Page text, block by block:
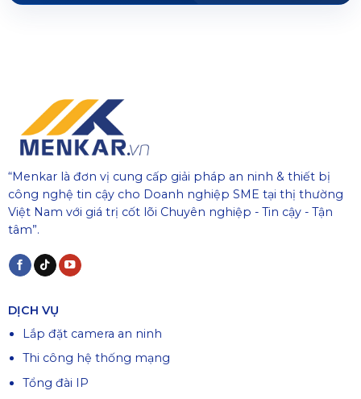
“Menkar là đơn vị cung cấp giải pháp an ninh & thiết bị
công nghệ tin cậy cho Doanh nghiệp SME tại thị thường
Việt Nam với giá trị cốt lõi Chuyên nghiệp - Tin cậy - Tận
tâm”.
DỊCH VỤ
Lắp đặt camera an ninh
Thi công hệ thống mạng
Tổng đài IP